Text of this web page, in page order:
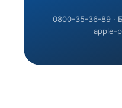
0800-35-36-89 ·
apple-